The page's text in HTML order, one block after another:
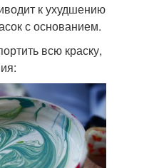
к ухудшению
с основанием.
всю краску,